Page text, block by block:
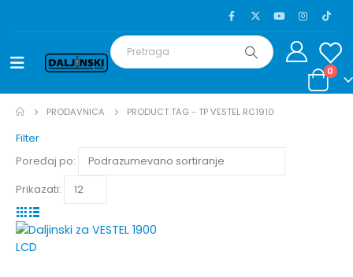
0
PRODAVNICA PRODUCT TAG - TP VESTEL RC1910
Filter
Poređaj po:
Prikazati: